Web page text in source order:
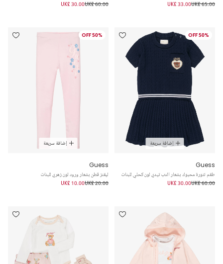
UK£ 65.00
UK£ 33.00
UK£ 60.00
UK£ 30.00
50% OFF
إضافة سريعة
Guess
طقم تنورة محبوك بشعار الدب تيدي لون كحلي للبنات
UK£ 60.00
UK£ 30.00
50% OFF
إضافة سريعة
Guess
ليقنز قطن بشعار ورود لون زهري للبنات
UK£ 20.00
UK£ 10.00